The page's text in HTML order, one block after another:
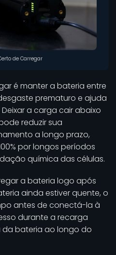
de Carregar
é manter a bateria entre
prematuro e ajuda
a carga cair abaixo
reduzir sua
a longo prazo,
por longos períodos
química das células.
a bateria logo após
ainda estiver quente, o
antes de conectá-la à
durante a recarga
da bateria ao longo do